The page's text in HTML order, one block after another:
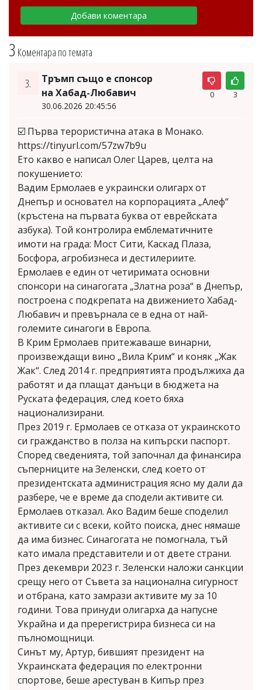
3 Коментара по темата
3.
Тръмп също е спонсор
на Хабад-Любавич
30.06.2026 20:45:56
0 3
☑️ Първа терористична атака в Монако.
https://tinyurl.com/57zw7b9u
Ето какво е написал Олег Царев, целта на
покушението:
Вадим Ермолаев е украински олигарх от
Днепър и основател на корпорацията „Алеф“
(кръстена на първата буква от еврейската
азбука). Той контролира емблематичните
имоти на града: Мост Сити, Каскад Плаза,
Босфора, агробизнеса и дестилериите.
Ермолаев е един от четиримата основни
спонсори на синагогата „Златна роза“ в Днепър,
построена с подкрепата на движението Хабад-
Любавич и превърнала се в една от най-
големите синагоги в Европа.
В Крим Ермолаев притежаваше винарни,
произвеждащи вино „Вила Крим“ и коняк „Жак
Жак“. След 2014 г. предприятията продължиха да
работят и да плащат данъци в бюджета на
Руската федерация, след което бяха
национализирани.
През 2019 г. Ермолаев се отказа от украинското
си гражданство в полза на кипърски паспорт.
Според сведенията, той започнал да финансира
съперниците на Зеленски, след което от
президентската администрация ясно му дали да
разбере, че е време да сподели активите си.
Ермолаев отказал. Ако Вадим беше споделил
активите си с всеки, който поиска, днес нямаше
да има бизнес. Синагогата не помогнала, тъй
като имала представители и от двете страни.
През декември 2023 г. Зеленски наложи санкции
срещу него от Съвета за национална сигурност
и отбрана, като замрази активите му за 10
години. Това принуди олигарха да напусне
Украйна и да пререгистрира бизнеса си на
пълномощници.
Синът му, Артур, бившият президент на
Украинската федерация по електронни
спортове, беше арестуван в Кипър през